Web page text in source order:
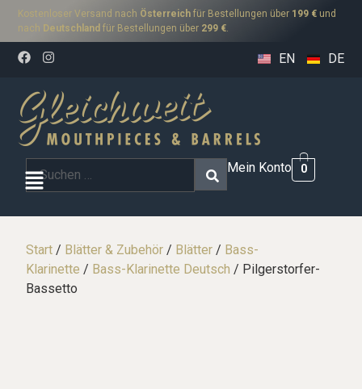
Kostenloser Versand nach Österreich für Bestellungen über 199 € und
nach Deutschland für Bestellungen über 299 €.
EN DE
Mein Konto 0
Start / Blätter & Zubehör / Blätter / Bass-
Klarinette / Bass-Klarinette Deutsch / Pilgerstorfer-
Bassetto